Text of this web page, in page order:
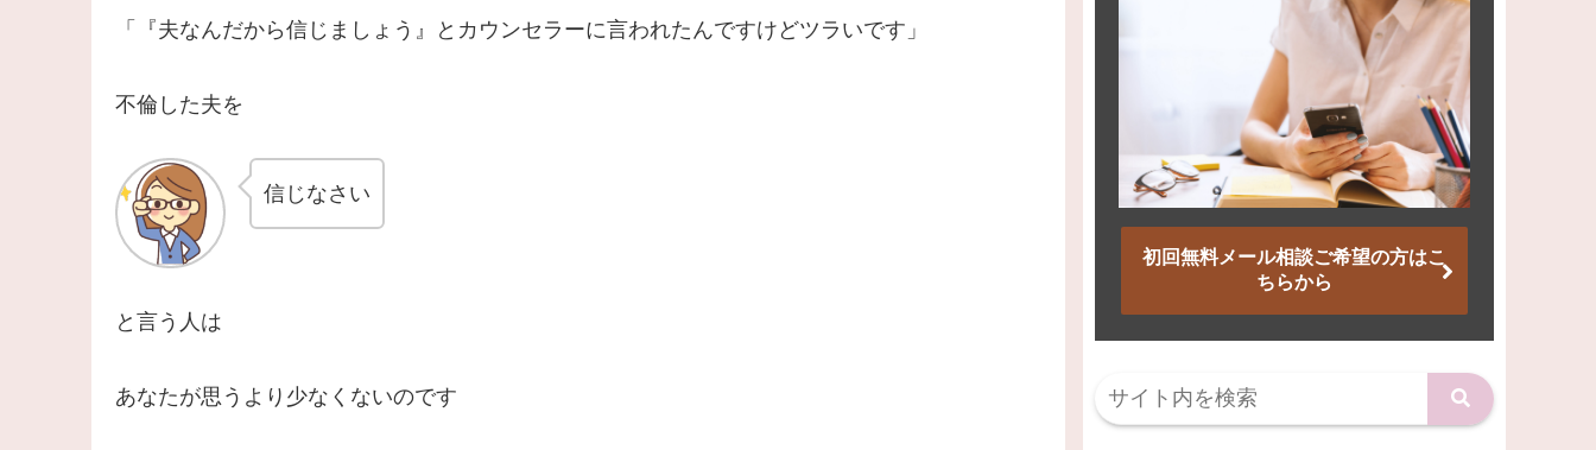
「『夫なんだから信じましょう』とカウンセラーに言われたんですけどツラいです」
不倫した夫を
信じなさい
と言う人は
あなたが思うより少なくないのです
初回無料メール相談ご希望の方はこ
ちらから